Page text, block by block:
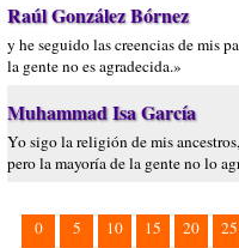
Raúl González Bórnez
y he seguido las creencias de mis
la gente no es agradecida.»
Muhammad Isa García
Yo sigo la religión de mis
pero la mayoría de la gente no lo
0 5 10 15 20 25